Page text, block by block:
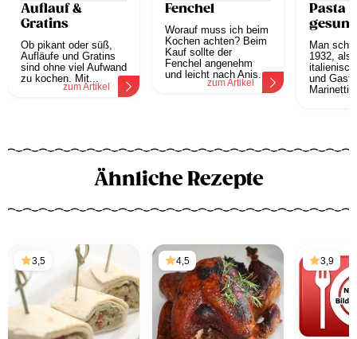
Auflauf &
Gratins
Ob pikant oder süß,
Aufläufe und Gratins
sind ohne viel Aufwand
zu kochen. Mit...
zum Artikel
Fenchel
Worauf muss ich beim
Kochen achten? Beim
Kauf sollte der
Fenchel angenehm
und leicht nach Anis...
zum Artikel
Pasta
Man
1932, als
und
Marinetti
Ähnliche Rezepte
3,5 4,5 3,9